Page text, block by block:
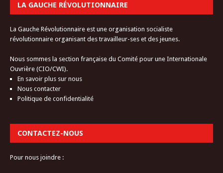
LA GAUCHE RÉVOLUTIONNAIRE
La Gauche Révolutionnaire est une organisation socialiste
révolutionnaire organisant des travailleur-ses et des jeunes.
Nous sommes la section française du Comité pour une Internationale
Ouvrière (CIO/CWI).
En savoir plus sur nous
Nous contacter
Politique de confidentialité
CONTACTEZ-NOUS
Pour nous joindre :